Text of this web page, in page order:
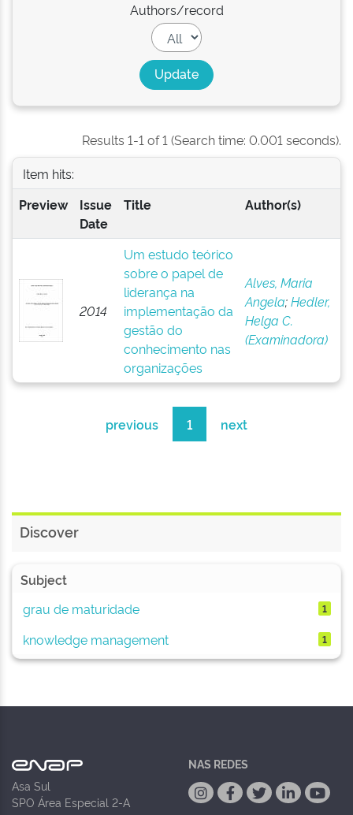
Authors/record
Results 1-1 of 1 (Search time: 0.001 seconds).
Item hits:
Preview
Issue
Date
Title Author(s)
2014
Um estudo teórico
sobre o papel de
liderança na
implementação da
gestão do
conhecimento nas
organizações
Alves, Maria
Angela;Hedler,
Helga C.
(Examinadora)
previous 1 next
Discover
Subject
grau de maturidade
1
knowledge management 1
Asa Sul
SPO Área Especial 2-A
NAS REDES